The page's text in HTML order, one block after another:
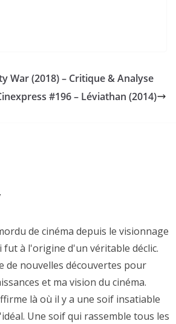
War (2018) – Critique & Analyse
#196 – Léviathan (2014)
de cinéma depuis le visionnage
à l'origine d'un véritable déclic.
de nouvelles découvertes pour
et ma vision du cinéma.
là où il y a une soif insatiable
Une soif qui rassemble tous les